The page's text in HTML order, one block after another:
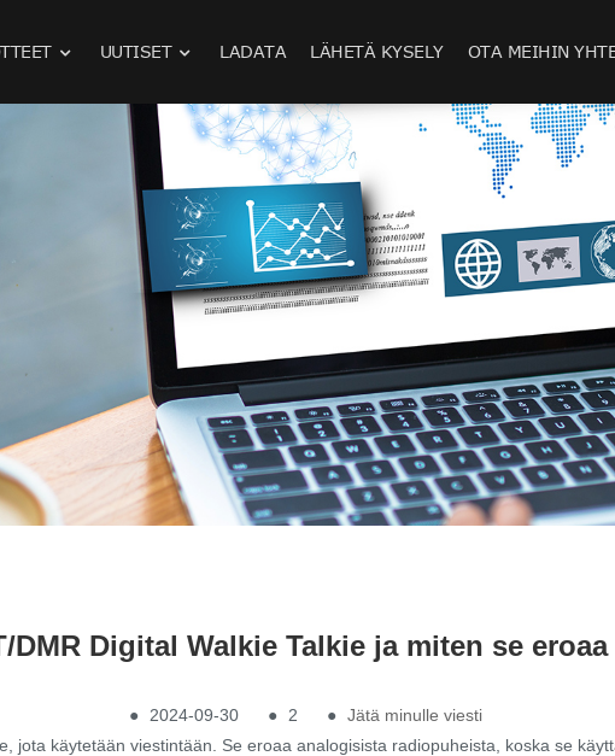
UUTISET LADATA LÄHETÄ KYSELY OTA MEIHIN
DMR Digital Walkie Talkie ja miten se
● 2024-09-30 ● 2 ● Jätä minulle viesti
jota käytetään viestintään. Se eroaa analogisista radiopuheista, koska se